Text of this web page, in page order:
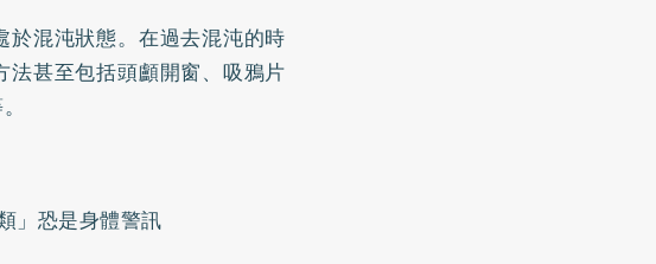
混沌狀態。在過去混沌的時
甚至包括頭顱開窗、吸鴉片
」恐是身體警訊